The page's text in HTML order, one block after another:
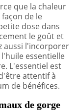
que la chaleur
de le
dose dans
le goût et
aussi l'incorporer
essentielle
L'essentiel est
attentif à
de bénéfices.
de gorge